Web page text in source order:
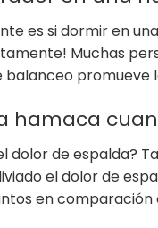
es si dormir en
Muchas
promueve
hamaca
dolor de espalda?
el dolor de
en